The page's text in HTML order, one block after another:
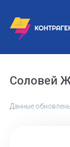
Соловей
Данные